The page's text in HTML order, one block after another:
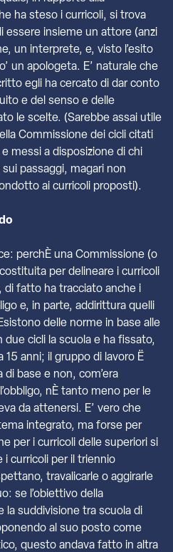
ha steso i curricoli, si trova
essere insieme un attore (anzi
un interprete, e, visto l’esito
un apologeta. E’ naturale che
egli ha cercato di dar conto
e del senso e delle
le scelte. (Sarebbe assai utile
Commissione dei cicli citati
messi a disposizione di chi
passaggi, magari non
ai curricoli proposti).
perchÈ una Commissione (o
per delineare i curricoli
di fatto ha tracciato anche i
e, in parte, addirittura quelli
delle norme in base alle
due cicli la scuola e ha fissato,
15 anni; il gruppo di lavoro Ë
base e non, com’era
nÈ tanto meno per le
da attenersi. E’ vero che
integrato, ma forse per
per i curricoli delle superiori si
i curricoli per il triennio
travalicarle o aggirarle
se l’obiettivo della
suddivisione tra scuola di
al suo posto come
questo andava fatto in altra